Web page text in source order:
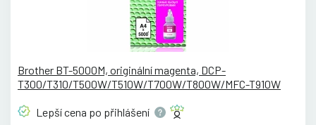
Brother BT-5000M, originální magenta, DCP-
T300/T310/T500W/T510W/T700W/T800W/MFC-T910W
Lepší cena po přihlášení